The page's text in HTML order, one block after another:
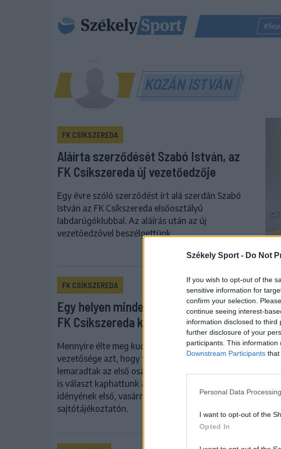
Székely Sport - Do Not
If you wish to opt-out of the
sensitive information for
confirm your selection.
continue seeing interest-
information disclosed to
further disclosure of your
participants. This
Downstream Participants that
Personal Data
I want to opt-out of the
Opted In
KOZÁN ISTVÁN
FK CSÍKSZEREDA
Aláírta szerződését Szabó István, az
FK Csíkszereda új vezetőedzője
Egy évre szóló szerződést írt alá szerdán Szabó
István az FK Csíkszereda elsőosztályú
labdarúgóklubbal. Az aláírás után az új
vezetőedzővel beszélgettünk.
FK CSÍKSZEREDA
Egy helyen minden, amit tudni kell az
FK Csíkszereda keretéről
Mennyire élte meg kudarcként az FK Csíkszereda
vezetősége azt, hogy tavasszal épphogy
lemaradtak az első osztályról – többek között erre
is választ kaphattunk a labdarúgó másodosztály új
idényének első, vasárnapi meccse előtti
sajtótájékoztatón.